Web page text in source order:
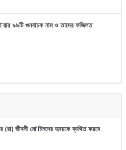
৯৯টি গুনবাচক নাম ও তাদের ফজিলত
(রা) জীবনী মো’মিনদের হৃদয়কে ব্যথিত করবে